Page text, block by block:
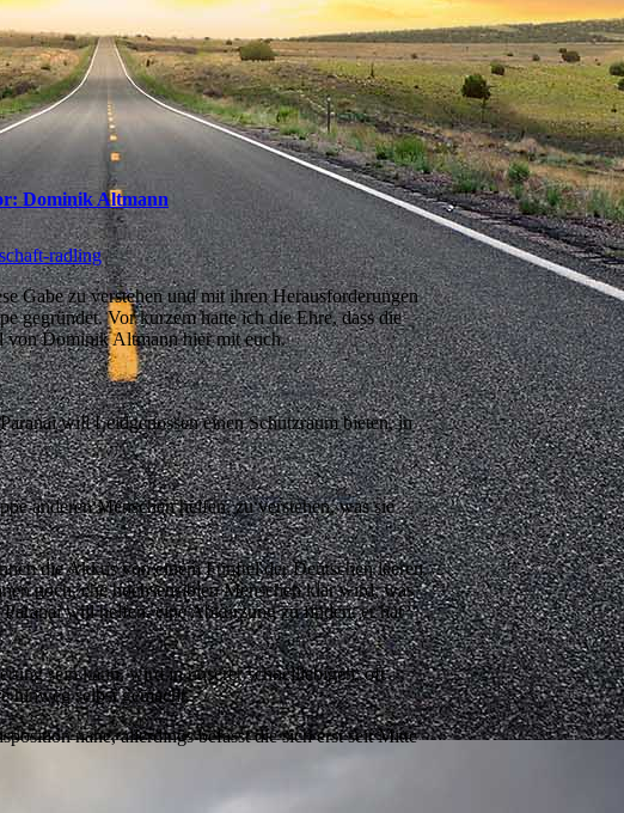
Dominik Altmann
radling
Gabe zu verstehen und mit ihren Herausforderungen
gegründet. Vor kurzem hatte ich die Ehre, dass die
von Dominik Altmann hier mit euch.
will Leidgenossen einen Schutzraum bieten, in
anderen Menschen helfen, zu verstehen, was sie
die Akkus von einem Fünftel der Deutschen leeren.
noch, ehe hochsensiblen Menschen klar wird, was
will helfen, eine Abkürzung zu finden, er hat
sein kann, wird in unserer schnelllebigen, oft
hinweg selbst gemacht.
nahe, allerdings befasst die sich erst seit Mitte